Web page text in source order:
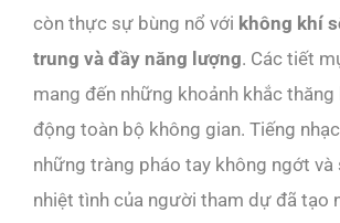
còn thực sự bùng nổ với không khí
trung và đầy năng lượng. Các tiết
mang đến những khoảnh khắc thăng
động toàn bộ không gian. Tiếng
những tràng pháo tay không ngớt
nhiệt tình của người tham dự đã tạo